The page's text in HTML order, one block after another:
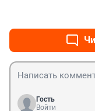
Гость
Войти